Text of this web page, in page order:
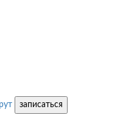
записаться